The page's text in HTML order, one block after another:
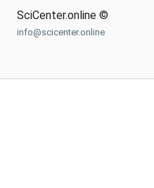
SciCenter.online ©
info@scicenter.online